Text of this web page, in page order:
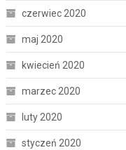
czerwiec 2020
maj 2020
kwiecień 2020
marzec 2020
luty 2020
styczeń 2020